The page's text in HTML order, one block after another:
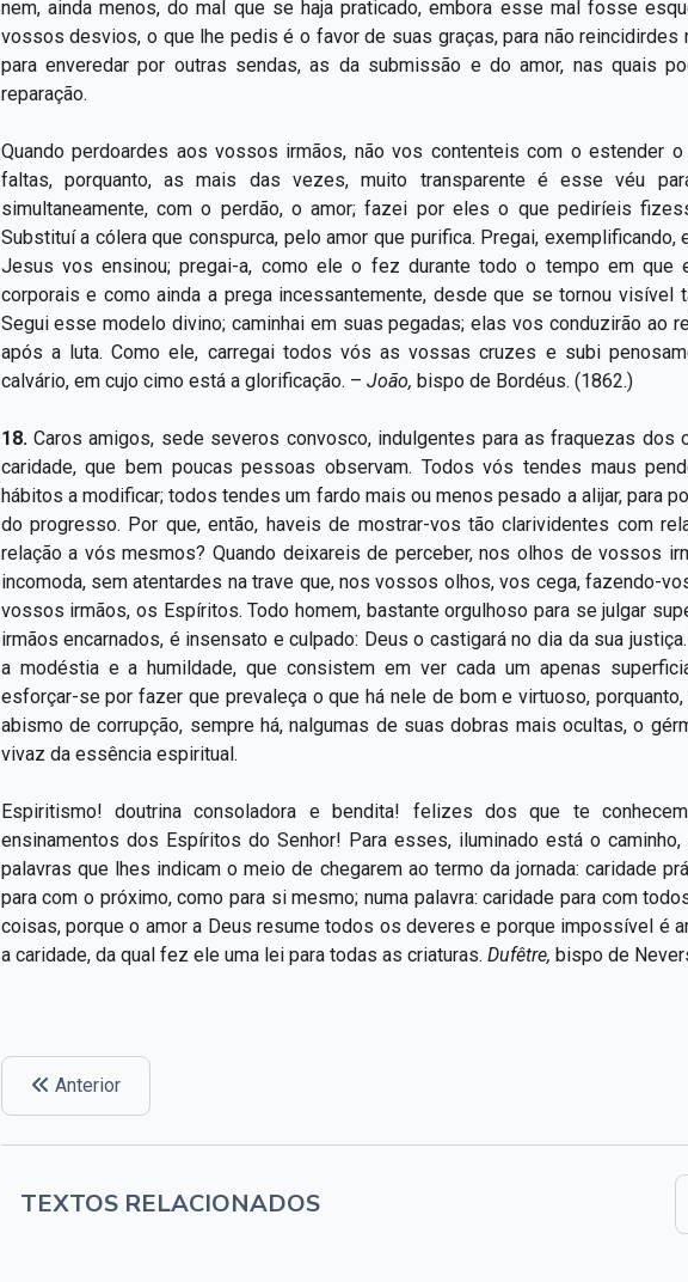
nem, ainda menos, do mal que se haja praticado, embora esse mal fosse
vossos desvios, o que lhe pedis é o favor de suas graças, para não
para enveredar por outras sendas, as da submissão e do amor, nas quais
reparação.
Quando perdoardes aos vossos irmãos, não vos contenteis com o estender
faltas, porquanto, as mais das vezes, muito transparente é esse véu
simultaneamente, com o perdão, o amor; fazei por eles o que pediríeis
Substituí a cólera que conspurca, pelo amor que purifica. Pregai,
Jesus vos ensinou; pregai-a, como ele o fez durante todo o tempo em que
corporais e como ainda a prega incessantemente, desde que se tornou visível
Segui esse modelo divino; caminhai em suas pegadas; elas vos conduzirão ao
após a luta. Como ele, carregai todos vós as vossas cruzes e subi
calvário, em cujo cimo está a glorificação. – João, bispo de Bordéus. (1862.)
18.Caros amigos, sede severos convosco, indulgentes para as fraquezas dos
caridade, que bem poucas pessoas observam. Todos vós tendes maus
hábitos a modificar; todos tendes um fardo mais ou menos pesado a alijar, para
do progresso. Por que, então, haveis de mostrar-vos tão clarividentes com
relação a vós mesmos? Quando deixareis de perceber, nos olhos de vossos
incomoda, sem atentardes na trave que, nos vossos olhos, vos cega, fazendo-
vossos irmãos, os Espíritos. Todo homem, bastante orgulhoso para se julgar
irmãos encarnados, é insensato e culpado: Deus o castigará no dia da sua
a modéstia e a humildade, que consistem em ver cada um apenas
esforçar-se por fazer que prevaleça o que há nele de bom e virtuoso,
abismo de corrupção, sempre há, nalgumas de suas dobras mais ocultas, o
vivaz da essência espiritual.
Espiritismo! doutrina consoladora e bendita! felizes dos que te
ensinamentos dos Espíritos do Senhor! Para esses, iluminado está o
palavras que lhes indicam o meio de chegarem ao termo da jornada: caridade
para com o próximo, como para si mesmo; numa palavra: caridade para com
coisas, porque o amor a Deus resume todos os deveres e porque impossível é
a caridade, da qual fez ele uma lei para todas as criaturas. Dufêtre, bispo de
Anterior
TEXTOS RELACIONADOS